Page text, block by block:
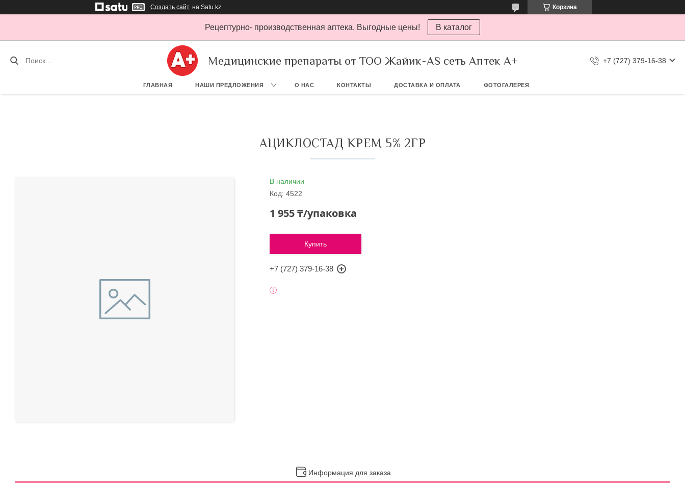
Создать сайт на Satu.kz Корзина
Рецептурно- производственная аптека. Выгодные цены! В каталог
Медицинские препараты от ТОО Жайик-AS сеть Аптек А+ +7 (727) 379-16-38
ГЛАВНАЯ НАШИ ПРЕДЛОЖЕНИЯ О НАС КОНТАКТЫ ДОСТАВКА И ОПЛАТА ФОТОГАЛЕРЕЯ
АЦИКЛОСТАД КРЕМ 5% 2ГР
В наличии
Код:4522
1 955 ₸/упаковка
Купить
+7 (727) 379-16-38
Информация для заказа